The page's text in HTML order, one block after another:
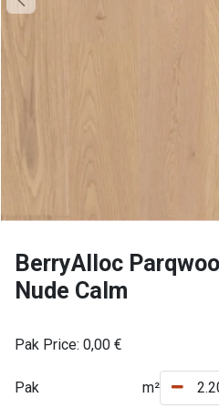
BerryAlloc
Nude Calm
Pak Price: 0,00 €
Pak m²